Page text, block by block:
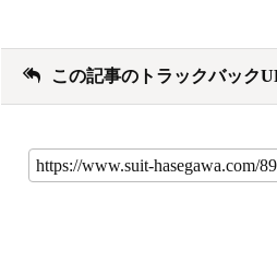
この記事のトラックバック